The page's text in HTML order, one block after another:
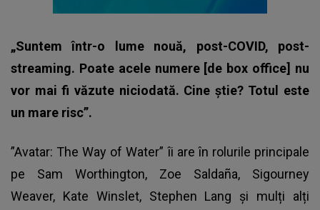
„Suntem într-o lume nouă, post-COVID, post-
streaming. Poate acele numere [de box office] nu
vor mai fi văzute niciodată. Cine știe? Totul este
un mare risc”.
”Avatar: The Way of Water” îi are în rolurile principale
pe Sam Worthington, Zoe Saldaña, Sigourney
Weaver, Kate Winslet, Stephen Lang și mulți alți